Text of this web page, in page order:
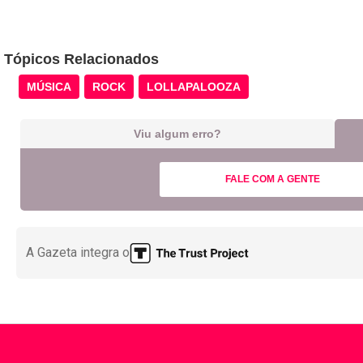
Tópicos Relacionados
MÚSICA ROCK LOLLAPALOOZA
Viu algum erro?
FALE COM A GENTE
A Gazeta integra o